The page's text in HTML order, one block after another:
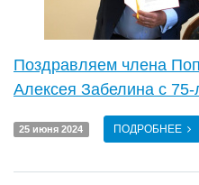
Поздравляем члена
Алексея Забелина с
25 июня 2024 ПОДРОБНЕЕ